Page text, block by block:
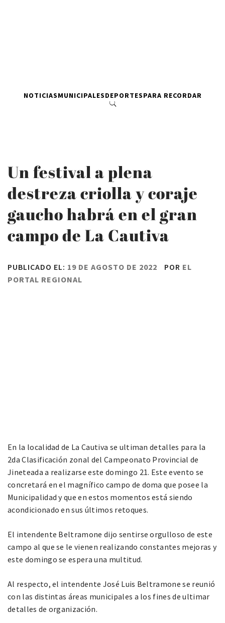
NOTICIASMUNICIPALESDEPORTESPARA RECORDAR
Un festival a plena
destreza criolla y coraje
gaucho habrá en el gran
campo de La Cautiva
PUBLICADO EL: 19 DE AGOSTO DE 2022 POR EL
PORTAL REGIONAL
En la localidad de La Cautiva se ultiman detalles para la
2da Clasificación zonal del Campeonato Provincial de
Jineteada a realizarse este domingo 21. Este evento se
concretará en el magnífico campo de doma que posee la
Municipalidad y que en estos momentos está siendo
acondicionado en sus últimos retoques.
El intendente Beltramone dijo sentirse orgulloso de este
campo al que se le vienen realizando constantes mejoras y
este domingo se espera una multitud.
Al respecto, el intendente José Luis Beltramone se reunió
con las distintas áreas municipales a los fines de ultimar
detalles de organización.